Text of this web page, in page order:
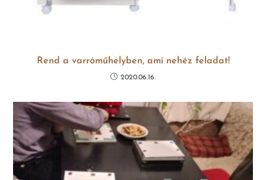
Rend a varróműhelyben, ami nehéz feladat!
2020.06.16.